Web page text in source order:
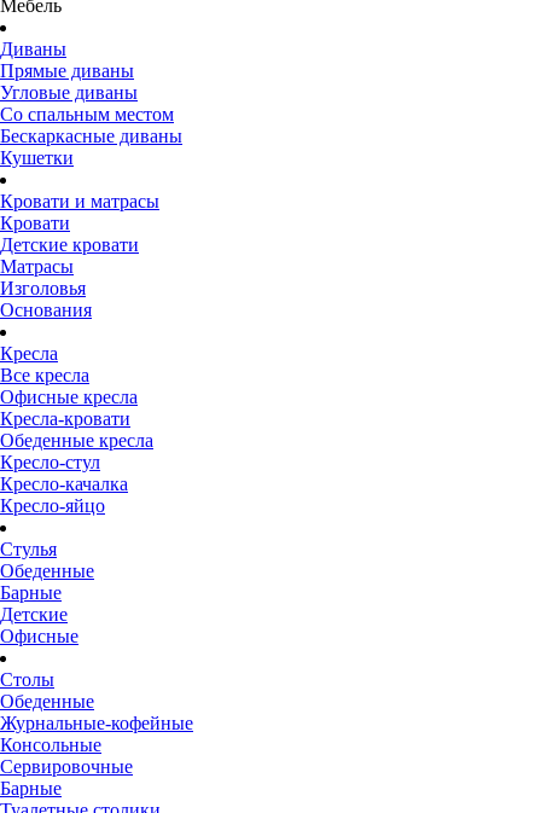
Мебель
Диваны
Прямые диваны
Угловые диваны
Со спальным местом
Бескаркасные диваны
Кушетки
Кровати и матрасы
Кровати
Детские кровати
Матрасы
Изголовья
Основания
Кресла
Все кресла
Офисные кресла
Кресла-кровати
Обеденные кресла
Кресло-стул
Кресло-качалка
Кресло-яйцо
Стулья
Обеденные
Барные
Детские
Офисные
Столы
Обеденные
Журнальные-кофейные
Консольные
Сервировочные
Барные